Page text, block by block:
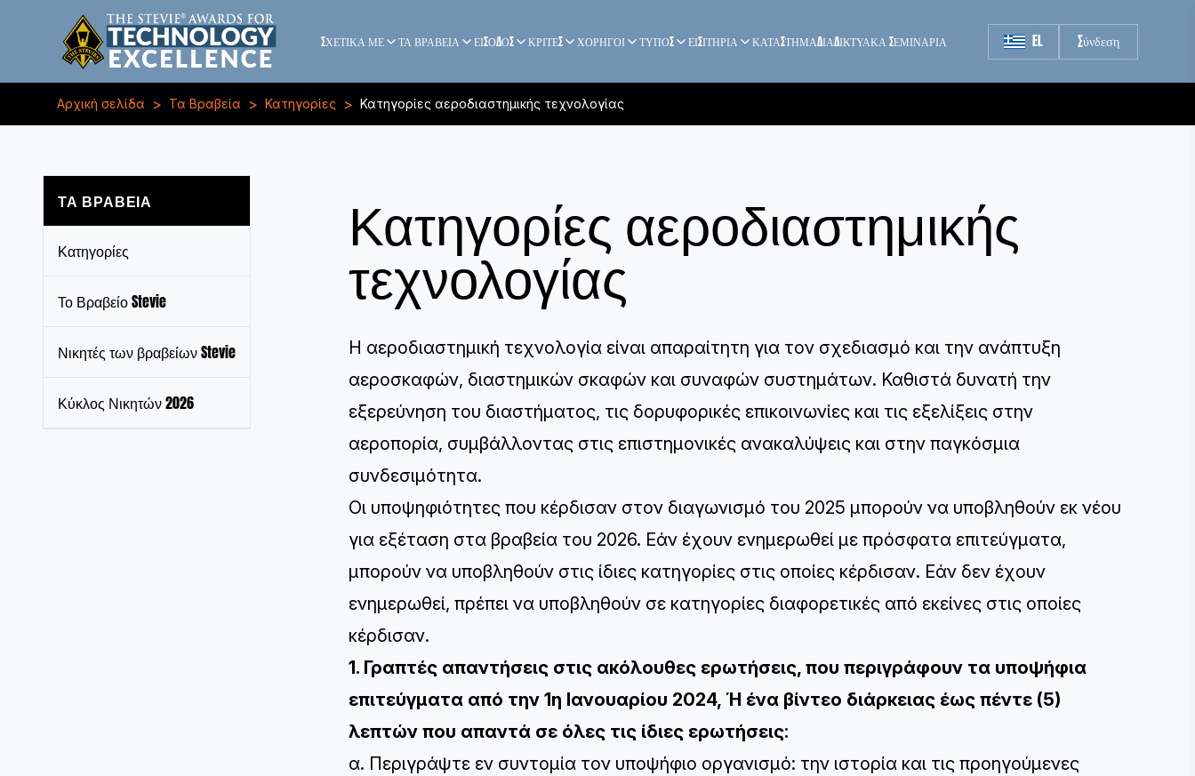
ΣΧΕΤΙΚΑ ΜΕ ΤΑ ΒΡΑΒΕΙΑ ΕΙΣΟΔΟΣ ΚΡΙΤΕΣ ΧΟΡΗΓΟΙ ΤΥΠΟΣ ΕΙΣΙΤΗΡΙΑ ΚΑΤΑΣΤΗΜΑΔΙΑΔΙΚΤΥΑΚΑ ΣΕΜΙΝΑΡΙΑ EL Σύνδεση
Αρχική σελίδα > Τα Βραβεία > Κατηγορίες > Κατηγορίες αεροδιαστημικής τεχνολογίας
ΤΑ ΒΡΑΒΕΊΑ
Κατηγορίες
Το Βραβείο Stevie
Νικητές των βραβείων Stevie
Κύκλος Νικητών 2026
Κατηγορίες αεροδιαστημικής
τεχνολογίας
Η αεροδιαστημική τεχνολογία είναι απαραίτητη για τον σχεδιασμό και την ανάπτυξη
αεροσκαφών, διαστημικών σκαφών και συναφών συστημάτων. Καθιστά δυνατή την
εξερεύνηση του διαστήματος, τις δορυφορικές επικοινωνίες και τις εξελίξεις στην
αεροπορία, συμβάλλοντας στις επιστημονικές ανακαλύψεις και στην παγκόσμια
συνδεσιμότητα.
Οι υποψηφιότητες που κέρδισαν στον διαγωνισμό του 2025 μπορούν να υποβληθούν εκ νέου
για εξέταση στα βραβεία του 2026. Εάν έχουν ενημερωθεί με πρόσφατα επιτεύγματα,
μπορούν να υποβληθούν στις ίδιες κατηγορίες στις οποίες κέρδισαν. Εάν δεν έχουν
ενημερωθεί, πρέπει να υποβληθούν σε κατηγορίες διαφορετικές από εκείνες στις οποίες
κέρδισαν.
1. Γραπτές απαντήσεις στις ακόλουθες ερωτήσεις, που περιγράφουν τα υποψήφια
επιτεύγματα από την 1η Ιανουαρίου 2024, Ή ένα βίντεο διάρκειας έως πέντε (5)
λεπτών που απαντά σε όλες τις ίδιες ερωτήσεις:
α. Περιγράψτε εν συντομία τον υποψήφιο οργανισμό: την ιστορία και τις προηγούμενες